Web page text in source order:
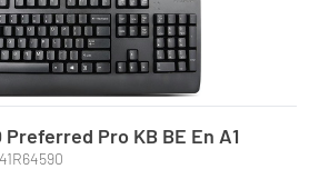
Preferred Pro KB BE En A1